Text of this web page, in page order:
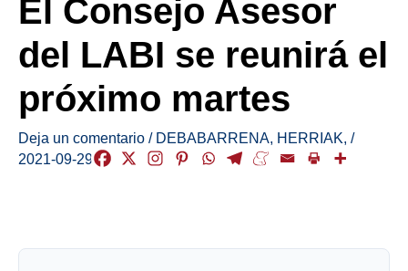
El Consejo Asesor
del LABI se reunirá el
próximo martes
Deja un comentario / DEBABARRENA, HERRIAK, /
2021-09-29